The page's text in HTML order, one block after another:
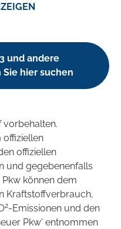
und andere
Sie hier suchen
vorbehalten.
offiziellen
offiziellen
und gegebenenfalls
können dem
Kraftstoffverbrauch,
2-Emissionen und den
Pkw' entnommen